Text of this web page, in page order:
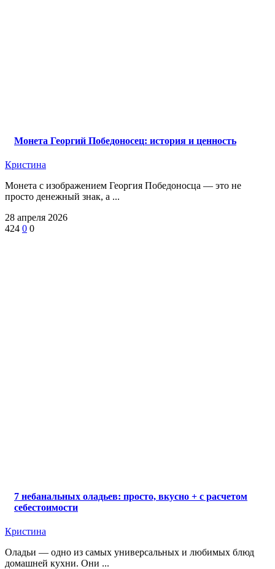
Монета Георгий Победоносец: история и ценность
Кристина
Монета с изображением Георгия Победоносца — это не
просто денежный знак, а ...
28 апреля 2026
424 0 0
7 небанальных оладьев: просто, вкусно + с расчетом
себестоимости
Кристина
Оладьи — одно из самых универсальных и любимых блюд
домашней кухни. Они ...